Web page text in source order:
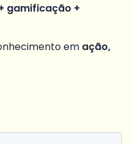
gamificação +
em ação,